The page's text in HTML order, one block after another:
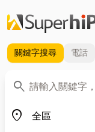
關鍵字搜尋 電話
search
關鍵字
place
地區